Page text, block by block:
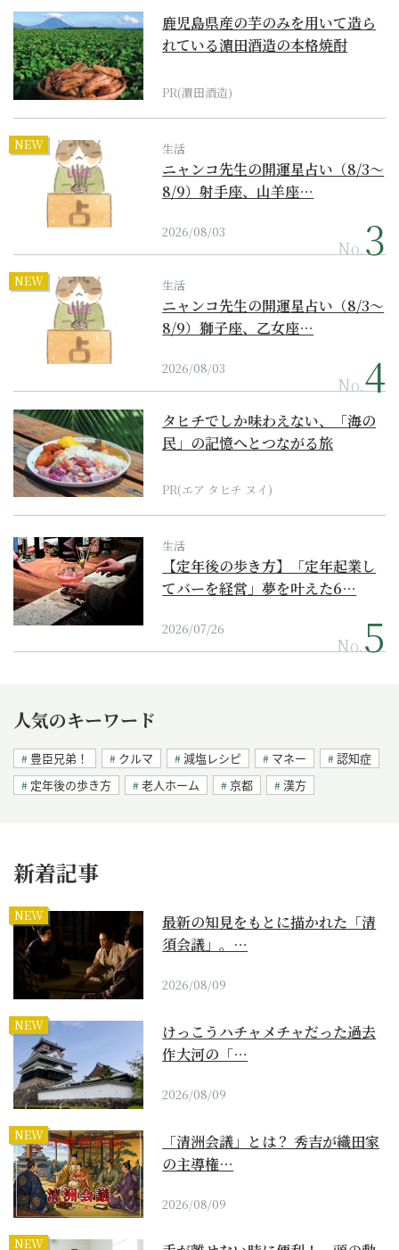
鹿児島県産の芋のみを用いて造ら
れている濵田酒造の本格焼酎
PR(濵田酒造)
NEW 生活
ニャンコ先生の開運星占い（8/3～
8/9）射手座、山羊座…
2026/08/03
No.
NEW 生活
ニャンコ先生の開運星占い（8/3～
8/9）獅子座、乙女座…
2026/08/03
No.
タヒチでしか味わえない、「海の
民」の記憶へとつながる旅
PR(エア タヒチ ヌイ)
生活
【定年後の歩き方】「定年起業し
てバーを経営」夢を叶えた6…
2026/07/26
No.
人気のキーワード
豊臣兄弟！ クルマ 減塩レシピ マネー
認知症
定年後の歩き方
老人ホーム 京都 漢方
新着記事
NEW
最新の知見をもとに描かれた「清
須会議」。…
2026/08/09
NEW
けっこうハチャメチャだった過去
作大河の「…
2026/08/09
NEW
「清洲会議」とは？ 秀吉が織田家
の主導権…
2026/08/09
NEW